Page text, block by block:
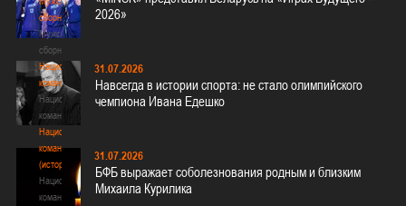
сборные
Мужские
сборные
Национальная
команда
Национальная
команда
Национальная
команда
(история)
Национальная
команда
2026»
31.07.2026
Навсегда в истории спорта: не стало олимпийского
чемпиона Ивана Едешко
31.07.2026
БФБ выражает соболезнования родным и близким
Михаила Курилика